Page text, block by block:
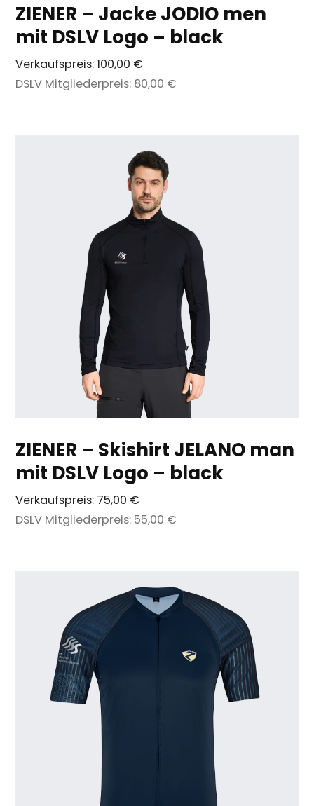
ZIENER – Jacke JODIO men
mit DSLV Logo – black
Verkaufspreis:100,00 €
DSLV Mitgliederpreis: 80,00 €
ZIENER – Skishirt JELANO man
mit DSLV Logo – black
Verkaufspreis: 75,00 €
DSLV Mitgliederpreis: 55,00 €